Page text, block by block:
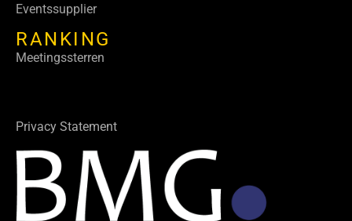
Eventssupplier
RANKING
Meetingssterren
Privacy Statement